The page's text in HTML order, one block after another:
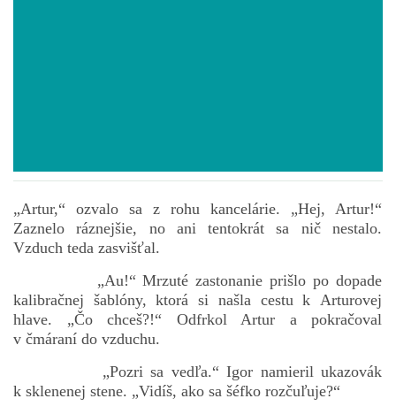
VÍLA NA BRONZOVEJ ULICI
VLČÍ MOR
bludicka.cirezlo@gmail.com
„Artur,“ ozvalo sa z rohu kancelárie. „Hej, Artur!“
Zaznelo ráznejšie, no ani tentokrát sa nič nestalo.
Vzduch teda zasvišťal.
„Au!“ Mrzuté zastonanie prišlo po dopade
kalibračnej šablóny, ktorá si našla cestu k Arturovej
hlave. „Čo chceš?!“ Odfrkol Artur a pokračoval
v čmáraní do vzduchu.
„Pozri sa vedľa.“ Igor namieril ukazovák
k sklenenej stene. „Vidíš, ako sa šéfko rozčuľuje?“